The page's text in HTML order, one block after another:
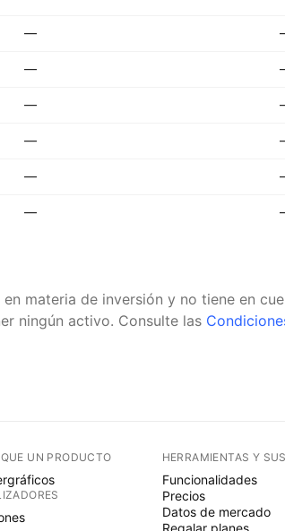
—
—
—
—
—
—
materia de inversión y no tiene en
ningún activo. Consulte las
UN PRODUCTO HERRAMIENTAS Y
Funcionalidades
Precios
Datos de mercado
Regalar planes